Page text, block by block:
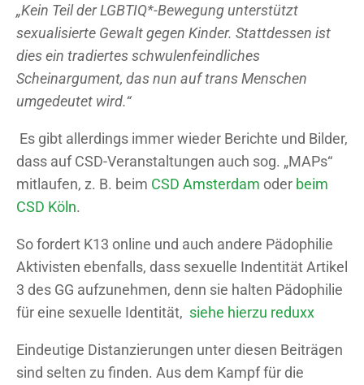
„Kein Teil der LGBTIQ*-Bewegung unterstützt
sexualisierte Gewalt gegen Kinder. Stattdessen ist
dies ein tradiertes schwulenfeindliches
Scheinargument, das nun auf trans Menschen
umgedeutet wird.“
Es gibt allerdings immer wieder Berichte und Bilder,
dass auf CSD-Veranstaltungen auch sog. „MAPs“
mitlaufen, z. B. beim CSD Amsterdam oder beim
CSD Köln.
So fordert K13 online und auch andere Pädophilie
Aktivisten ebenfalls, dass sexuelle Indentität Artikel
3 des GG aufzunehmen, denn sie halten Pädophilie
für eine sexuelle Identität, siehe hierzu reduxx
Eindeutige Distanzierungen unter diesen Beiträgen
sind selten zu finden. Aus dem Kampf für die